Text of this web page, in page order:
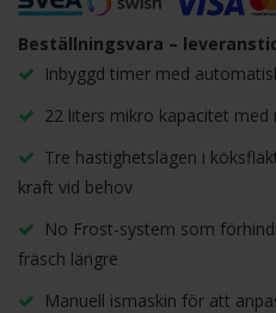
Beställningsvara –
Inbyggd timer med
22 liters mikro kapacitet
Tre hastighetslägen i
kraft vid behov
No Frost-system som
fräsch längre
Manuell ismaskin för att